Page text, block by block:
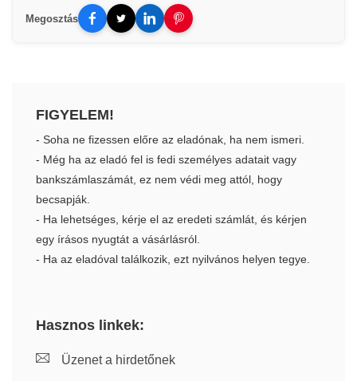
Megosztás
FIGYELEM!
- Soha ne fizessen előre az eladónak, ha nem ismeri.
- Még ha az eladó fel is fedi személyes adatait vagy
bankszámlaszámát, ez nem védi meg attól, hogy
becsapják.
- Ha lehetséges, kérje el az eredeti számlát, és kérjen
egy írásos nyugtát a vásárlásról.
- Ha az eladóval találkozik, ezt nyilvános helyen tegye.
Hasznos linkek:
Üzenet a hirdetőnek